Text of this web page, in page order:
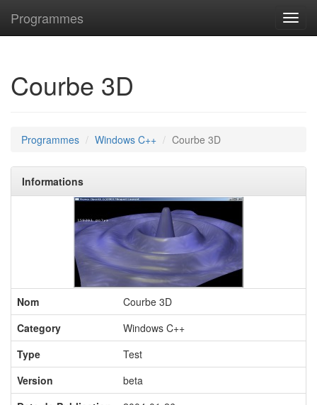
Programmes
Courbe 3D
Programmes Windows C++ Courbe 3D
Informations
Nom
Courbe 3D
Category
Windows C++
Type
Test
Version
beta